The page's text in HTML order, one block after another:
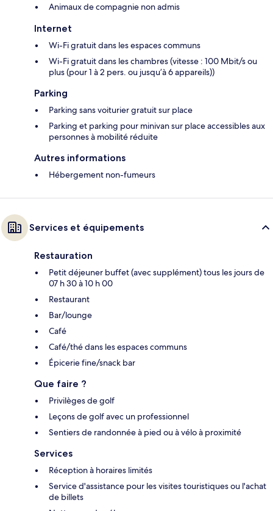
Animaux de compagnie non admis
Internet
Wi-Fi gratuit dans les espaces communs
Wi-Fi gratuit dans les chambres (vitesse : 100 Mbit/s ou
plus (pour 1 à 2 pers. ou jusqu’à 6 appareils))
Parking
Parking sans voiturier gratuit sur place
Parking et parking pour minivan sur place accessibles aux
personnes à mobilité réduite
Autres informations
Hébergement non-fumeurs
Services et équipements
Restauration
Petit déjeuner buffet (avec supplément) tous les jours de
07 h 30 à 10 h 00
Restaurant
Bar/lounge
Café
Café/thé dans les espaces communs
Épicerie fine/snack bar
Que faire ?
Privilèges de golf
Leçons de golf avec un professionnel
Sentiers de randonnée à pied ou à vélo à proximité
Services
Réception à horaires limités
Service d'assistance pour les visites touristiques ou l'achat
de billets